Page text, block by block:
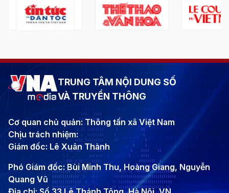
TRUNG TÂM NỘI DUNG SỐ
VÀ TRUYỀN THÔNG
Cơ quan chủ quản: Thông tấn xã Việt Nam
Chịu trách nhiệm:
Giám đốc: Lê Xuân Thành
Phó Giám đốc: Bùi Minh Thu, Hoàng Giang, Nguyễn
Quang Vũ